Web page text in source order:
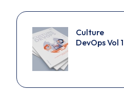
Culture
DevOps Vol 1